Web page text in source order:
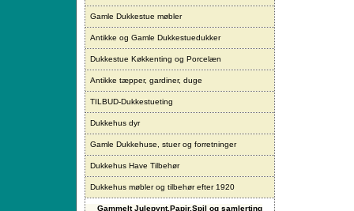
Gamle Dukkestue møbler
Antikke og Gamle Dukkestuedukker
Dukkestue Køkkenting og Porcelæn
Antikke tæpper, gardiner, duge
TILBUD-Dukkestueting
Dukkehus dyr
Gamle Dukkehuse, stuer og forretninger
Dukkehus Have Tilbehør
Dukkehus møbler og tilbehør efter 1920
Gammelt Julepynt,Papir,Spil og samlerting